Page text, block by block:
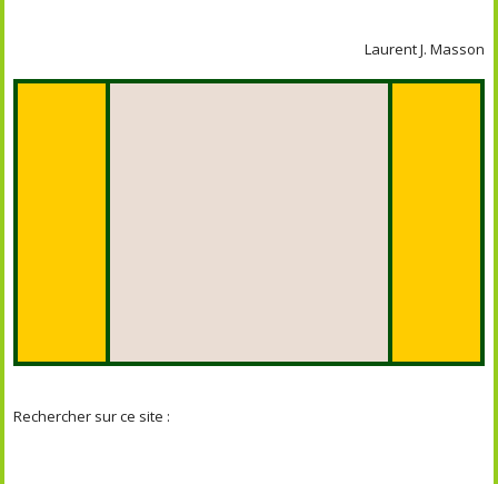
Laurent J. Masson
Rechercher sur ce site :